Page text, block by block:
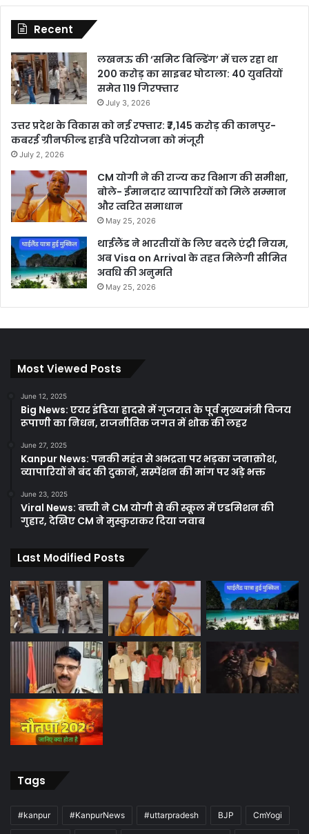
Recent
लखनऊ की ‘समिट बिल्डिंग’ में चल रहा था
200 करोड़ का साइबर घोटाला: 40 युवतियों
समेत 119 गिरफ्तार
July 3, 2026
उत्तर प्रदेश के विकास को नई रफ्तार: ₹7,145 करोड़ की कानपुर-
कबरई ग्रीनफील्ड हाईवे परियोजना को मंजूरी
July 2, 2026
CM योगी ने की राज्य कर विभाग की समीक्षा,
बोले- ईमानदार व्यापारियों को मिले सम्मान
और त्वरित समाधान
May 25, 2026
थाईलैंड ने भारतीयों के लिए बदले एंट्री नियम,
अब Visa on Arrival के तहत मिलेगी सीमित
अवधि की अनुमति
May 25, 2026
Most Viewed Posts
June 12, 2025
Big News: एयर इंडिया हादसे में गुजरात के पूर्व मुख्यमंत्री विजय
रूपाणी का निधन, राजनीतिक जगत में शोक की लहर
June 27, 2025
Kanpur News: पनकी महंत से अभद्रता पर भड़का जनाक्रोश,
व्यापारियों ने बंद की दुकानें, सस्पेंशन की मांग पर अड़े भक्त
June 23, 2025
Viral News: बच्ची ने CM योगी से की स्कूल में एडमिशन की
गुहार, देखिए CM ने मुस्कुराकर दिया जवाब
Last Modified Posts
Tags
#kanpur #KanpurNews #uttarpradesh BJP CmYogi